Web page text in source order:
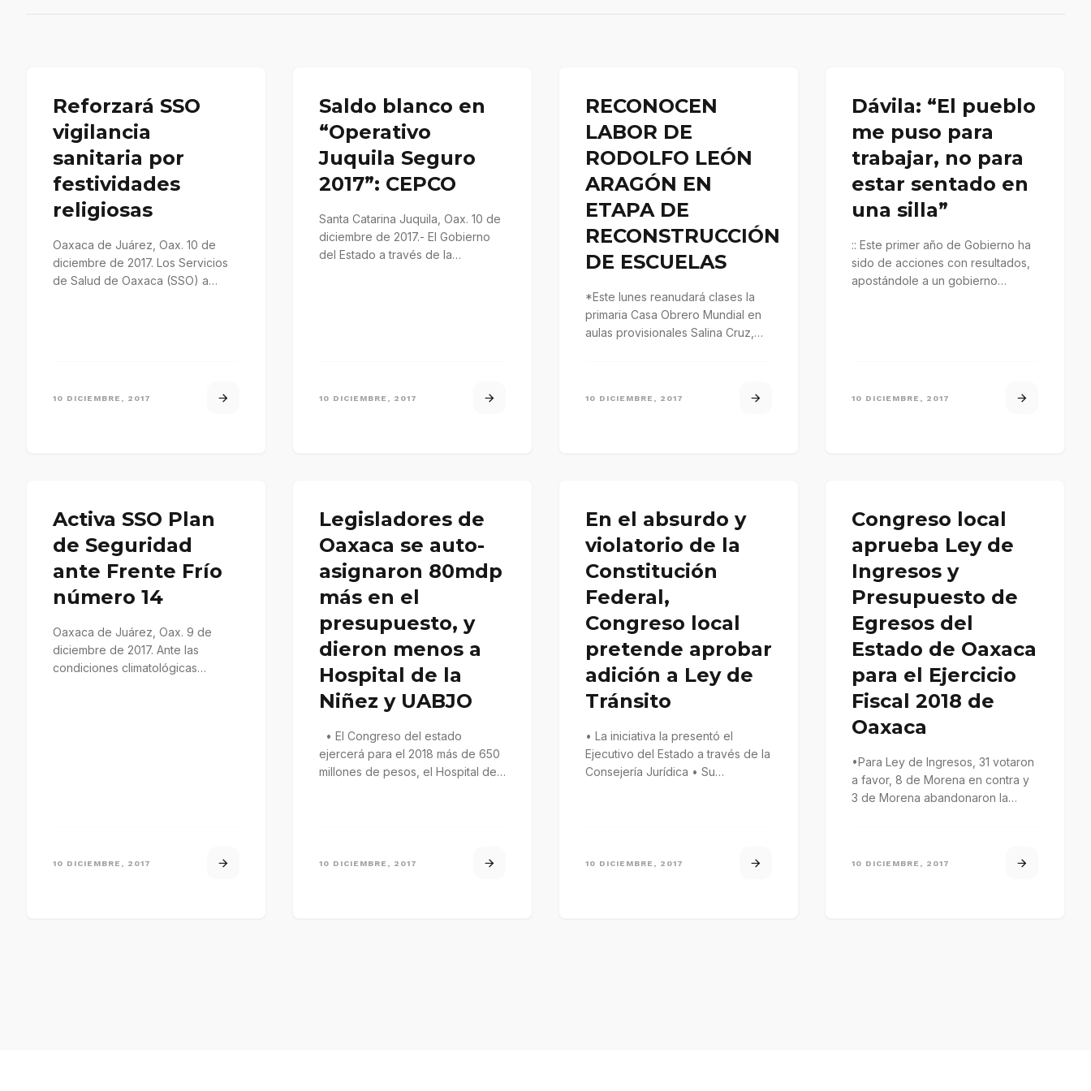
Reforzará SSO
vigilancia
sanitaria por
festividades
religiosas
Oaxaca de Juárez, Oax. 10 de
diciembre de 2017. Los Servicios
de Salud de Oaxaca (SSO) a
10 DICIEMBRE, 2017
Saldo blanco en
“Operativo
Juquila Seguro
2017”: CEPCO
Santa Catarina Juquila, Oax. 10 de
diciembre de 2017.- El Gobierno
del Estado a través de la
10 DICIEMBRE, 2017
RECONOCEN
LABOR DE
RODOLFO LEÓN
ARAGÓN EN
ETAPA DE
RECONSTRUCCIÓN
DE ESCUELAS
*Este lunes reanudará clases la
primaria Casa Obrero Mundial en
aulas provisionales Salina Cruz,
10 DICIEMBRE, 2017
Dávila: “El pueblo
me puso para
trabajar, no para
estar sentado en
una silla”
:: Este primer año de Gobierno ha
sido de acciones con resultados,
apostándole a un gobierno
10 DICIEMBRE, 2017
Activa SSO Plan
de Seguridad
ante Frente Frío
número 14
Oaxaca de Juárez, Oax. 9 de
diciembre de 2017. Ante las
condiciones climatológicas
10 DICIEMBRE, 2017
Legisladores de
Oaxaca se auto-
asignaron 80mdp
más en el
presupuesto, y
dieron menos a
Hospital de la
Niñez y UABJO
• El Congreso del estado
ejercerá para el 2018 más de 650
millones de pesos, el Hospital de
10 DICIEMBRE, 2017
En el absurdo y
violatorio de la
Constitución
Federal,
Congreso local
pretende aprobar
adición a Ley de
Tránsito
• La iniciativa la presentó el
Ejecutivo del Estado a través de la
Consejería Jurídica • Su
10 DICIEMBRE, 2017
Congreso local
aprueba Ley de
Ingresos y
Presupuesto de
Egresos del
Estado de Oaxaca
para el Ejercicio
Fiscal 2018 de
Oaxaca
•Para Ley de Ingresos, 31 votaron
a favor, 8 de Morena en contra y
3 de Morena abandonaron la
10 DICIEMBRE, 2017